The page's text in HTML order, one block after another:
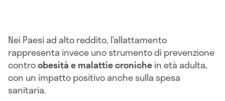
Nei Paesi ad alto reddito, l’allattamento
rappresenta invece uno strumento di prevenzione
controobesità e malattie cronichein età adulta,
con un impatto positivo anche sulla spesa
sanitaria.